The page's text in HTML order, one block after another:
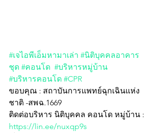
#เจไอพีเอ็มหามาเล่า #นิติบุคคลอาคาร
ชุด #คอนโด #บริหารหมู่บ้าน
#บริหารคอนโด #CPR
ขอบคุณ : สถาบันการแพทย์ฉุกเฉินแห่ง
ชาติ -สพฉ.1669
ติดต่อบริหาร นิติบุคคล คอนโด หมู่บ้าน :
https://lin.ee/nuxqp9s